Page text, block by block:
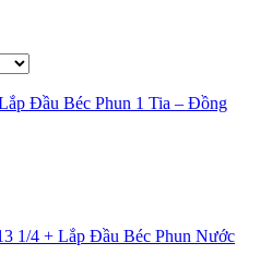
xếp
Đầu Béc Phun 1 Tia – Đồng
1/4 + Lắp Đầu Béc Phun Nước